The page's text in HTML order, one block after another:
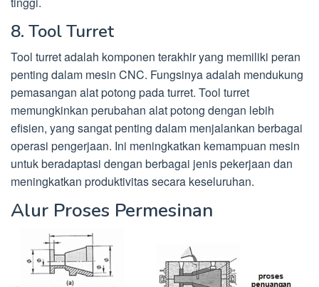
8. Tool Turret
Tool turret adalah komponen terakhir yang memiliki peran
penting dalam mesin CNC. Fungsinya adalah mendukung
pemasangan alat potong pada turret. Tool turret
memungkinkan perubahan alat potong dengan lebih
efisien, yang sangat penting dalam menjalankan berbagai
operasi pengerjaan. Ini meningkatkan kemampuan mesin
untuk beradaptasi dengan berbagai jenis pekerjaan dan
meningkatkan produktivitas secara keseluruhan.
Alur Proses Permesinan